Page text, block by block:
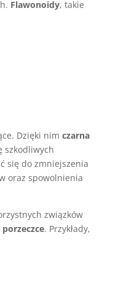
Flawonoidy, takie
Dzięki nim czarna
szkodliwych
się do zmniejszenia
oraz spowolnienia
związków
. Przykłady,